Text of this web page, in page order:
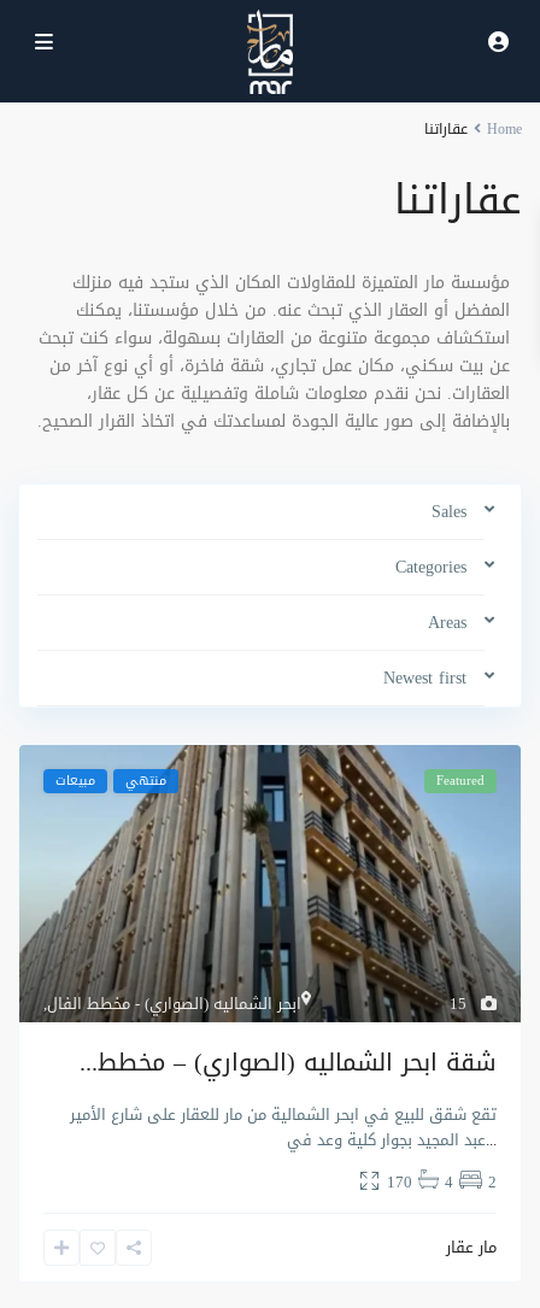
Home عقاراتنا
عقاراتنا
مؤسسة مار المتميزة للمقاولات المكان الذي ستجد فيه منزلك
المفضل أو العقار الذي تبحث عنه. من خلال مؤسستنا، يمكنك
استكشاف مجموعة متنوعة من العقارات بسهولة، سواء كنت تبحث
عن بيت سكني، مكان عمل تجاري، شقة فاخرة، أو أي نوع آخر من
العقارات. نحن نقدم معلومات شاملة وتفصيلية عن كل عقار،
بالإضافة إلى صور عالية الجودة لمساعدتك في اتخاذ القرار الصحيح.
Sales
Categories
Areas
Newest first
15 ابحر الشماليه (الصواري) - مخطط الفال,
Featured مبيعات منتهي
شقة ابحر الشماليه (الصواري) – مخطط...
تقع شقق للبيع في ابحر الشمالية من مار للعقار على شارع الأمير
عبد المجيد بجوار كلية وعد في...
2
4
170
مار عقار